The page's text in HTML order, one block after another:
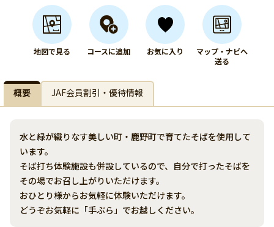
地図で見る コースに追加 お気に入り
マップ・ナビへ
送る
概要 JAF会員割引・優待情報
水と緑が織りなす美しい町・鹿野町で育てたそばを使用して
います。
そば打ち体験施設も併設しているので、自分で打ったそばを
その場でお召し上がりいただけます。
おひとり様からお気軽に体験いただけます。
どうぞお気軽に「手ぶら」でお越しください。